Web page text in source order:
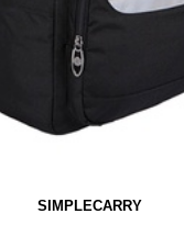
SIMPLECARRY